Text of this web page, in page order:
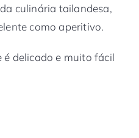
culinária tailandesa,
como aperitivo.
é delicado e muito fácil